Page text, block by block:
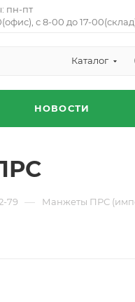
пн-пт
с 8-00 до 17-
Каталог
НОВОСТИ
79 — Манжеты ПРС